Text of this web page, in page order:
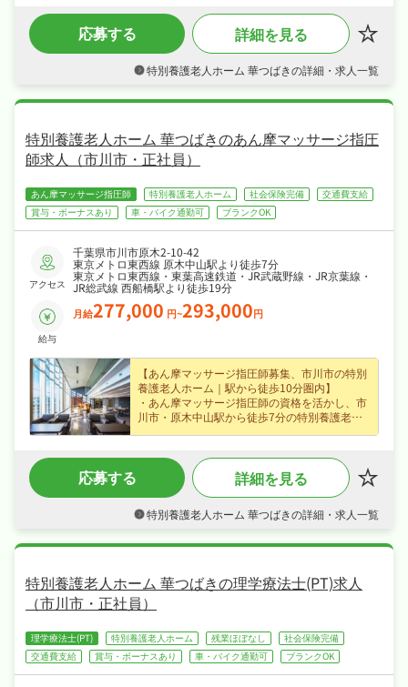
す♪
・正社員で月給27.7〜29.3万円、賞与年2回・
昇給ありなど好待遇で、長期的に安定したキャ
・日勤のみ、夏季休暇など長期休暇も取りやす
す♪
得実績ありと手厚く、腰を据えて長く活躍でき
る職場です♪
応募する 詳細を見る
特別養護老人ホーム 華つばきの詳細・求人一覧
特別養護老人ホーム 華つばきのあん摩マッサージ指圧
師求人（市川市・正社員）
あん摩マッサージ指圧師 特別養護老人ホーム 社会保険完備
交通費支給
賞与・ボーナスあり
車・バイク通勤可 ブランクOK
アクセス
千葉県市川市原木2-10-42
東京メトロ東西線 原木中山駅より徒歩7分
東京メトロ東西線・東葉高速鉄道・JR武蔵野線・JR京葉線・
JR総武線 西船橋駅より徒歩19分
給与
月給277,000 円~293,000円
【あん摩マッサージ指圧師募集、市川市の特別
養護老人ホーム｜駅から徒歩10分圏内】
・あん摩マッサージ指圧師の資格を活かし、市
川市・原木中山駅から徒歩7分の特別養護老人
なので安心してスタートできます！
・賞与年2回・昇給ありなど好待遇で、月給
27.7〜29.3万円の正社員求人、腰を据えて長く
・日勤のみでメリハリよく働け、夏季休暇など
抜群！
得実績ありなど福利厚生も充実、はじめての方
も安心して飛び込める職場です！
応募する 詳細を見る
特別養護老人ホーム 華つばきの詳細・求人一覧
特別養護老人ホーム 華つばきの理学療法士(PT)求人
（市川市・正社員）
理学療法士(PT) 特別養護老人ホーム 残業ほぼなし
社会保険完備
交通費支給
賞与・ボーナスあり 車・バイク通勤可 ブランクOK